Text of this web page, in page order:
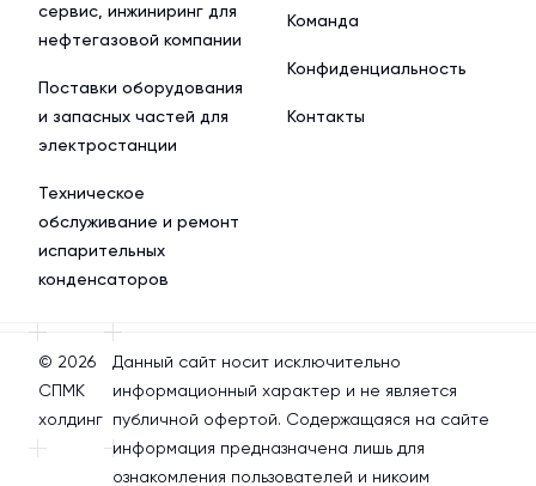
сервис, инжиниринг для
нефтегазовой компании
Поставки оборудования
и запасных частей для
электростанции
Техническое
обслуживание и ремонт
испарительных
конденсаторов
Команда
Конфиденциальность
Контакты
© 2026
СПМК
холдинг
Данный сайт носит исключительно
информационный характер и не является
публичной офертой. Содержащаяся на сайте
информация предназначена лишь для
ознакомления пользователей и никоим